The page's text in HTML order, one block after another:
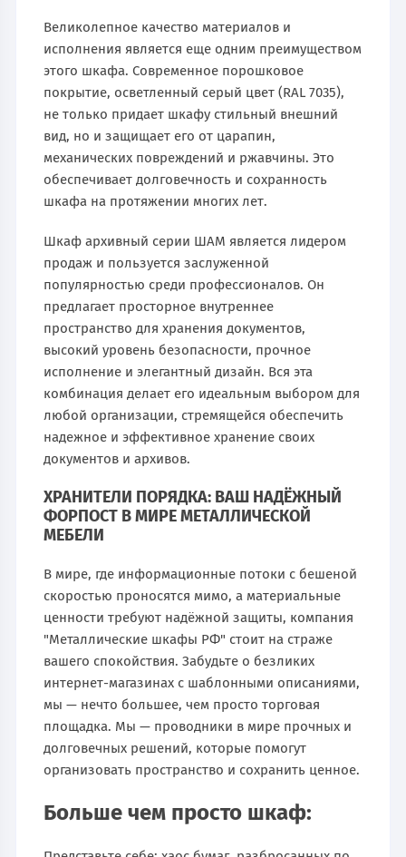
Великолепное качество материалов и
исполнения является еще одним преимуществом
этого шкафа. Современное порошковое
покрытие, осветленный серый цвет (RAL 7035),
не только придает шкафу стильный внешний
вид, но и защищает его от царапин,
механических повреждений и ржавчины. Это
обеспечивает долговечность и сохранность
шкафа на протяжении многих лет.
Шкаф архивный серии ШАМ является лидером
продаж и пользуется заслуженной
популярностью среди профессионалов. Он
предлагает просторное внутреннее
пространство для хранения документов,
высокий уровень безопасности, прочное
исполнение и элегантный дизайн. Вся эта
комбинация делает его идеальным выбором для
любой организации, стремящейся обеспечить
надежное и эффективное хранение своих
документов и архивов.
ХРАНИТЕЛИ ПОРЯДКА: ВАШ НАДЁЖНЫЙ
ФОРПОСТ В МИРЕ МЕТАЛЛИЧЕСКОЙ
МЕБЕЛИ
В мире, где информационные потоки с бешеной
скоростью проносятся мимо, а материальные
ценности требуют надёжной защиты, компания
"Металлические шкафы РФ" стоит на страже
вашего спокойствия. Забудьте о безликих
интернет-магазинах с шаблонными описаниями,
мы — нечто большее, чем просто торговая
площадка. Мы — проводники в мире прочных и
долговечных решений, которые помогут
организовать пространство и сохранить ценное.
Больше чем просто шкаф: